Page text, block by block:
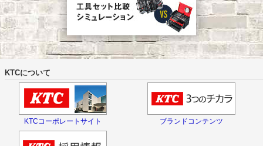
KTCについて
KTCコーポレートサイト ブランドコンテンツ